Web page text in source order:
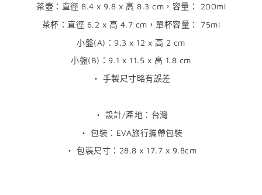
茶壺：直徑 8.4 x 9.8 x 高 8.3 cm，容量： 200ml
茶杯：直徑 6.2 x 高 4.7 cm，單杯容量： 75ml
小盤(A)：9.3 x 12 x 高 2 cm
小盤(B)：9.1 x 11.5 x 高 1.8 cm
・ 手製尺寸略有誤差
・ 設計/產地：台灣
・ 包裝：EVA旅行攜帶包裝
・ 包裝尺寸： 28.8 x 17.7 x 9.8cm